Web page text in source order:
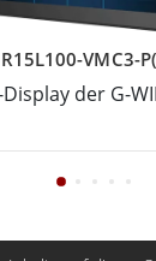
R15L100-VMC3-
der G-